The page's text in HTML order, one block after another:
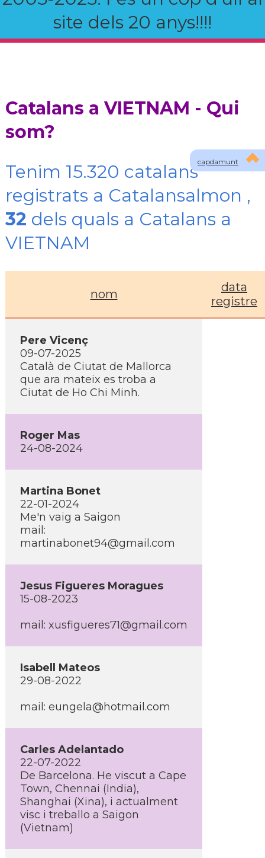
site dels 20 anys!!!!
capdamunt
Catalans a VIETNAM - Qui
som?
Tenim 15.320 catalans
registrats a Catalansalmon ,
32 dels quals a Catalans a
VIETNAM
nom
data
registre
Pere Vicenç
09-07-2025
Català de Ciutat de Mallorca
que ara mateix es troba a
Ciutat de Ho Chi Minh.
Roger Mas
24-08-2024
Martina Bonet
22-01-2024
Me'n vaig a Saigon
mail:
martinabonet94@gmail.com
Jesus Figueres Moragues
15-08-2023
mail: xusfigueres71@gmail.com
Isabell Mateos
29-08-2022
mail: eungela@hotmail.com
Carles Adelantado
22-07-2022
De Barcelona. He viscut a Cape
Town, Chennai (India),
Shanghai (Xina), i actualment
visc i treballo a Saigon
(Vietnam)